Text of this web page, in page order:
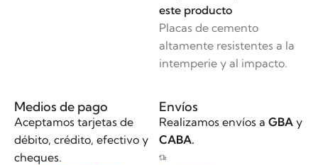
este producto
Placas de cemento
altamente resistentes a la
intemperie y al impacto.
Medios de pago
Aceptamos tarjetas de
débito, crédito, efectivo y
cheques.
Envíos
Realizamos envíos a GBAy
CABA.